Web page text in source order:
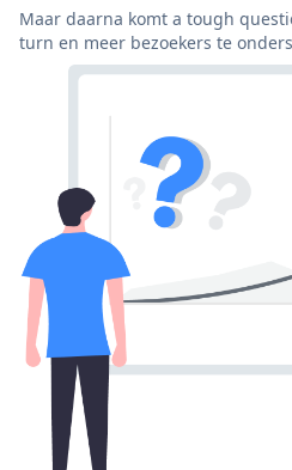
Maar daarna komt a tough
turn en meer bezoekers te